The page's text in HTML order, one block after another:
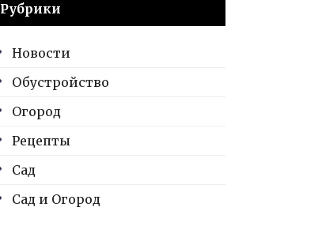
Рубрики
Новости
Обустройство
Огород
Рецепты
Сад
Сад и Огород